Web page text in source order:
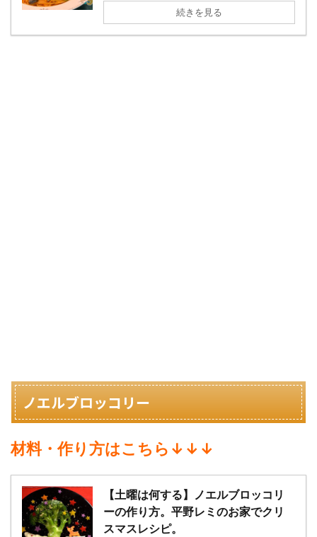
続きを見る
ノエルブロッコリー
材料・作り方はこちら↓↓↓
【土曜は何する】ノエルブロッコリ
ーの作り方。平野レミのお家でクリ
スマスレシピ。